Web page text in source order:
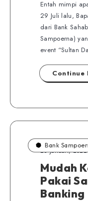
Entah mimpi
29 Juli lalu,
dari Bank
Sampoerna)
event “Sultan
Continue
Bank
28 Januari, 2022
Mudah
Pakai
Banking